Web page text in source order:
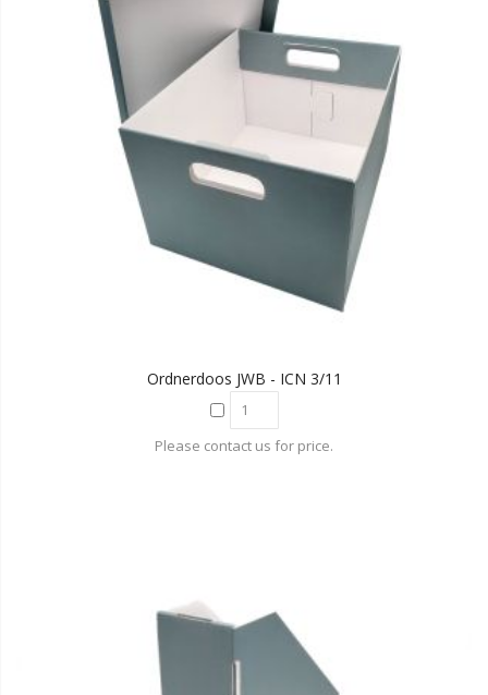
Ordnerdoos JWB - ICN 3/11
Please contact us for price.